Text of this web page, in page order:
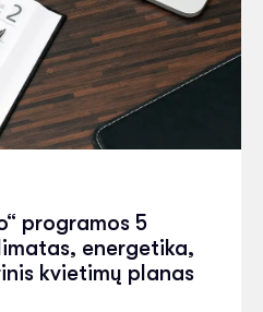
programos 5
energetika,
kvietimų planas